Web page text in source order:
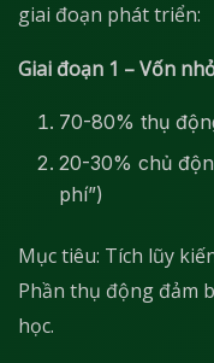
giai đoạn phát triển:
Giai đoạn 1 – Vốn
70-80% thụ
20-30% chủ
phí”)
Mục tiêu: Tích lũy
Phần thụ động đảm
học.